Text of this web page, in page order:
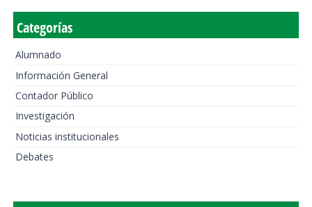
Categorías
Alumnado
Información General
Contador Público
Investigación
Noticias institucionales
Debates